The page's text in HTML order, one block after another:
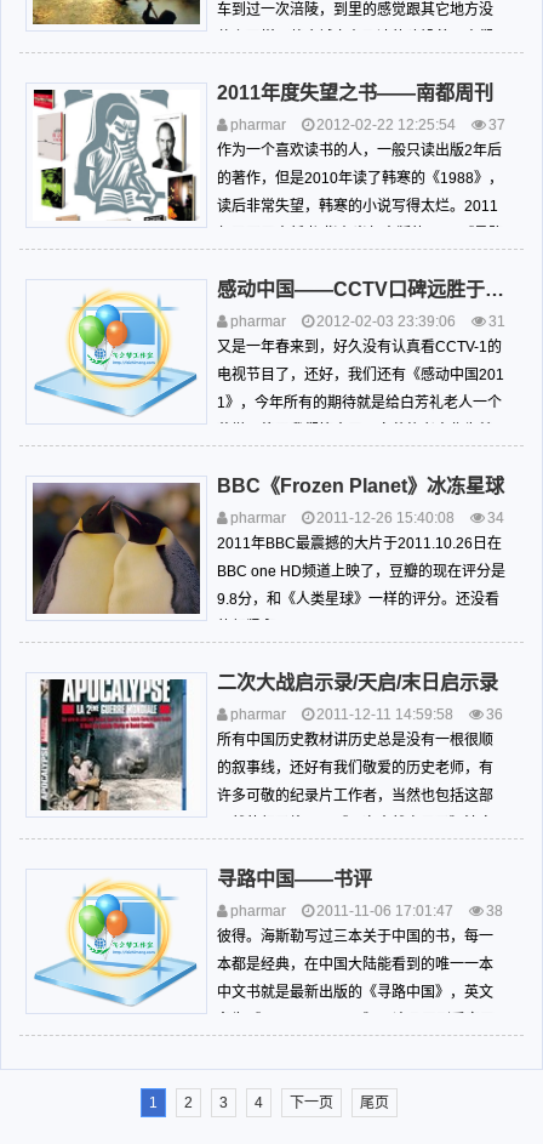
车到过一次涪陵，到里的感觉跟其它地方没
最想读的一本书里出现过，或许这是所有中
国人的现状。 合上《江城》的书
皮，将其插入书架的顶层，心...
2011年度失望之书——南都周刊
pharmar 2012-02-22 12:25:54
37
68
书评影评球评
作为一个喜欢读书的人，一般只读出版2年后
的著作，但是2010年读了韩寒的《1988》，
读后非常失望，韩寒的小说写得太烂。2011
伙笔下的中国非常有趣，以后买新书看来要
慎重了。 最近南都周刊推出了2011的失
望之书，来...
感动中国——CCTV口碑远胜于春晚的节目
pharmar 2012-02-03 23:39:06
31
26
书评影评球评
又是一年春来到，好久没有认真看CCTV-1的
电视节目了，还好，我们还有《感动中国201
1》，今年所有的期待就是给白芳礼老人一个
了大拇指。 感动中国人物评选是中国中
央电视台（CCTV）推出的以中国人物为主题
的评选活动，以“...
BBC《Frozen Planet》冰冻星球
pharmar 2011-12-26 15:40:08
34
87
书评影评球评
2011年BBC最震撼的大片于2011.10.26日在
BBC one HD频道上映了，豆瓣的现在评分是
9.8分，和《人类星球》一样的评分。还没看
二次大战启示录/天启/末日启示录
pharmar 2011-12-11 14:59:58
36
26
书评影评球评
所有中国历史教材讲历史总是没有一根很顺
的叙事线，还好有我们敬爱的历史老师，有
许多可敬的纪录片工作者，当然也包括这部
录》国家地理NGC版本。 相对于国内的
二战纪录片，这部片子配乐气势很磅礴，是
日本川井宪次的配乐。七十年前...
寻路中国——书评
pharmar 2011-11-06 17:01:47
38
51
书评影评球评
彼得。海斯勒写过三本关于中国的书，每一
本都是经典，在中国大陆能看到的唯一一本
中文书就是最新出版的《寻路中国》，英文
中国。他们听到了秦朝的故事传说，看到了
1 2 3 4 下一页 尾页